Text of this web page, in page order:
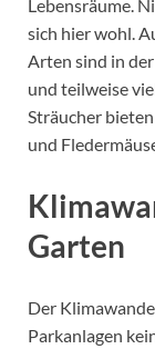
Lebensräume.
sich hier wohl.
Arten sind in
und teilweise
Sträucher
und
Garten
Der
Parkanlagen